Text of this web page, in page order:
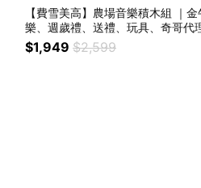
【費雪美高】農場音樂積木組 ｜
樂、週歲禮、送禮、玩具、奇哥代
$1,949 $2,599